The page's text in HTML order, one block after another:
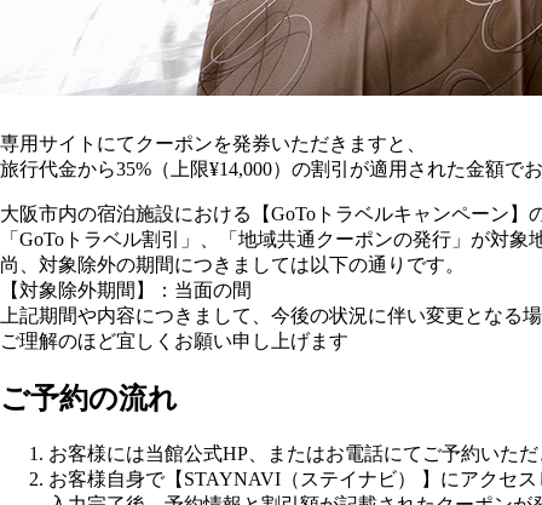
専用サイトにてクーポンを発券いただきますと、
旅行代金から35%（上限¥14,000）の割引が適用された金額で
大阪市内の宿泊施設における【GoToトラベルキャンペーン】
「GoToトラベル割引」、「地域共通クーポンの発行」が対象
尚、対象除外の期間につきましては以下の通りです。
【対象除外期間】：当面の間
上記期間や内容につきまして、今後の状況に伴い変更となる
ご理解のほど宜しくお願い申し上げます
ご予約の流れ
お客様には当館公式HP、またはお電話にてご予約いただ
お客様自身で【STAYNAVI（ステイナビ） 】にアクセス